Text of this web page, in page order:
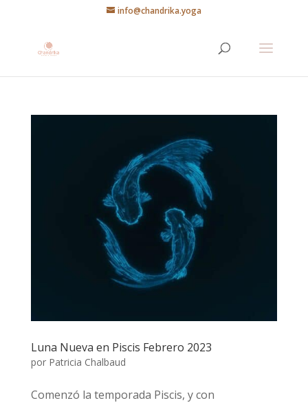
info@chandrika.yoga
Luna Nueva en Piscis Febrero 2023
por Patricia Chalbaud
Comenzó la temporada Piscis, y con